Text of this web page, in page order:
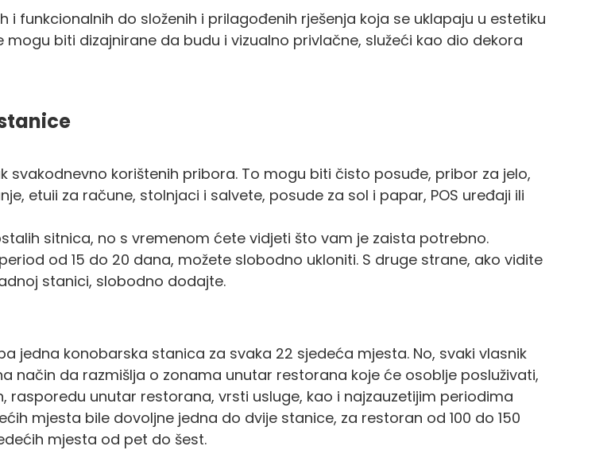
funkcionalnih do složenih i prilagođenih rješenja koja se uklapaju u estetiku
biti dizajnirane da budu i vizualno privlačne, služeći kao dio dekora
korištenih pribora. To mogu biti čisto posuđe, pribor za jelo,
etuii za račune, stolnjaci i salvete, posude za sol i papar, POS uređaji ili
sitnica, no s vremenom ćete vidjeti što vam je zaista potrebno.
od 15 do 20 dana, možete slobodno ukloniti. S druge strane, ako vidite
stanici, slobodno dodajte.
jedna konobarska stanica za svaka 22 sjedeća mjesta. No, svaki vlasnik
način da razmišlja o zonama unutar restorana koje će osoblje posluživati,
rasporedu unutar restorana, vrsti usluge, kao i najzauzetijim periodima
mjesta bile dovoljne jedna do dvije stanice, za restoran od 100 do 150
mjesta od pet do šest.